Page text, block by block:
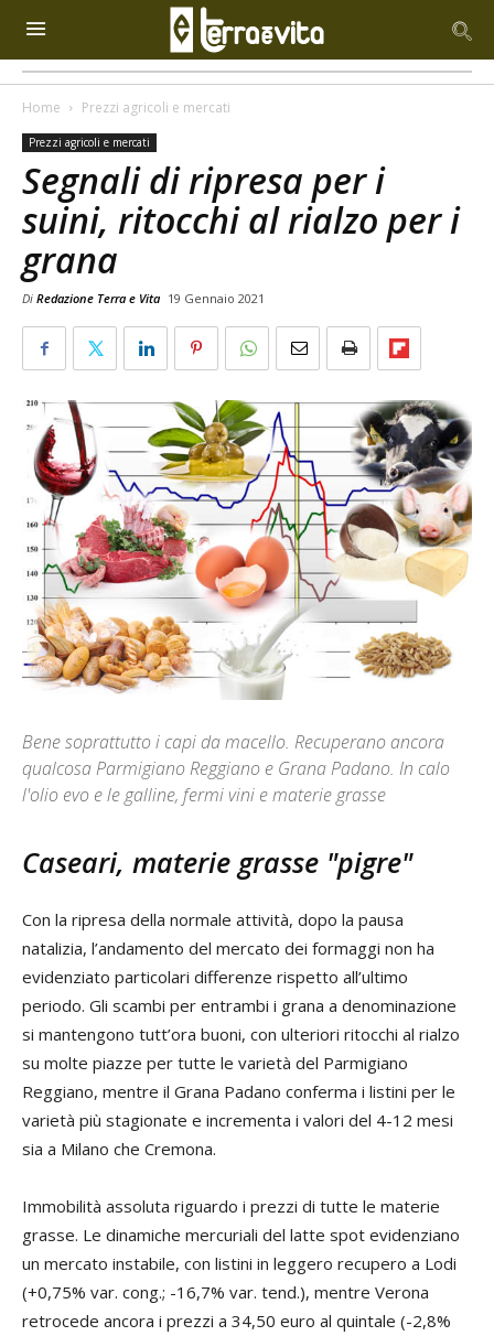
Home Prezzi agricoli e mercati
Prezzi agricoli e mercati
Segnali di ripresa per i
suini, ritocchi al rialzo per i
grana
Di Redazione Terra e Vita 19 Gennaio 2021
Bene soprattutto i capi da macello. Recuperano ancora
qualcosa Parmigiano Reggiano e Grana Padano. In calo
l'olio evo e le galline, fermi vini e materie grasse
Caseari, materie grasse "pigre"
Con la ripresa della normale attività, dopo la pausa
natalizia, l’andamento del mercato dei formaggi non ha
evidenziato particolari differenze rispetto all’ultimo
periodo. Gli scambi per entrambi i grana a denominazione
si mantengono tutt’ora buoni, con ulteriori ritocchi al rialzo
su molte piazze per tutte le varietà del Parmigiano
Reggiano, mentre il Grana Padano conferma i listini per le
varietà più stagionate e incrementa i valori del 4-12 mesi
sia a Milano che Cremona.
Immobilità assoluta riguardo i prezzi di tutte le materie
grasse. Le dinamiche mercuriali del latte spot evidenziano
un mercato instabile, con listini in leggero recupero a Lodi
(+0,75% var. cong.; -16,7% var. tend.), mentre Verona
retrocede ancora i prezzi a 34,50 euro al quintale (-2,8%